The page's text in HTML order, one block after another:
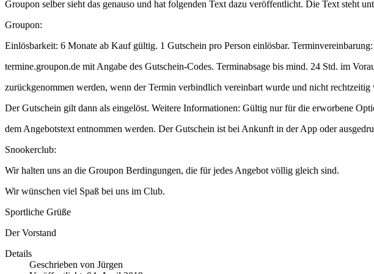
Groupon selber sieht das genauso und hat folgenden Text dazu veröffentlicht. Die Text steht
Groupon:
Einlösbarkeit: 6 Monate ab Kauf gültig. 1 Gutschein pro Person einlösbar.
termine.groupon.de mit Angabe des Gutschein-Codes. Terminabsage bis mind. 24 Std. im
zurückgenommen werden, wenn der Termin verbindlich vereinbart wurde und nicht
Der Gutschein gilt dann als eingelöst. Weitere Informationen: Gültig nur für die erworbene
dem Angebotstext entnommen werden. Der Gutschein ist bei Ankunft in der App oder
Snookerclub:
Wir halten uns an die Groupon Berdingungen, die für jedes Angebot völlig gleich sind.
Wir wünschen viel Spaß bei uns im Club.
Sportliche Grüße
Der Vorstand
Details
Geschrieben von Jürgen